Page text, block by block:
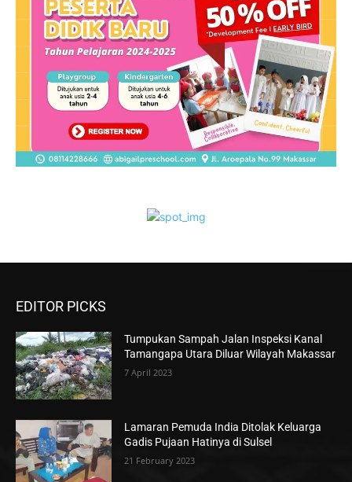
EDITOR PICKS
Tumpukan Sampah Jalan Inspeksi Kanal
Tamangapa Utara Diluar Wilayah Makassar
7 April 2023
Lamaran Pemuda India Ditolak Keluarga
Gadis Pujaan Hatinya di Sulsel
21 February 2023